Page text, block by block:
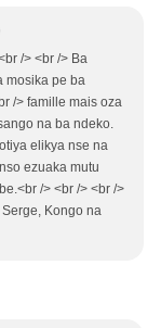
/> <br /> Ba
mosika pe ba
/> famille mais oza
na ba ndeko.
elikya nse na
ezuaka mutu
/> <br /> <br />
Kongo na